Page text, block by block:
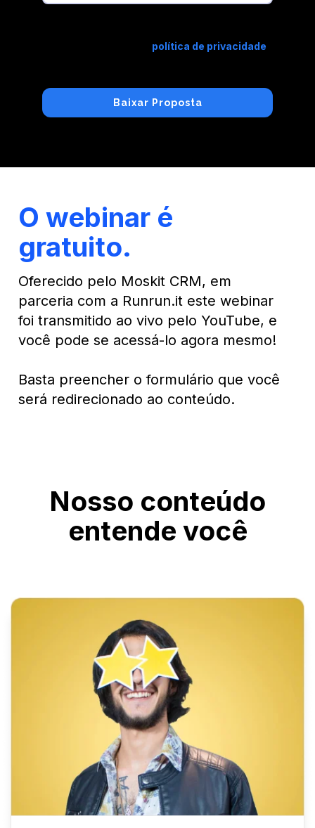
política de privacidade
O webinar é
gratuito.
Oferecido pelo Moskit CRM, em
parceria com a Runrun.it este webinar
foi transmitido ao vivo pelo YouTube, e
você pode se acessá-lo agora mesmo!
Basta preencher o formulário que você
será redirecionado ao conteúdo.
Nosso conteúdo
entende você